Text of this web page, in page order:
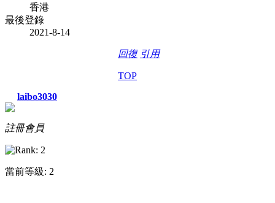
香港
最後登錄
2021-8-14
回復 引用
TOP
laibo3030
註冊會員
當前等級: 2